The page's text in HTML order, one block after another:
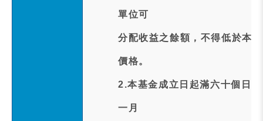
單位可
分配收益之餘額，不得低於本
價格。
2.本基金成立日起滿六十個日
一月